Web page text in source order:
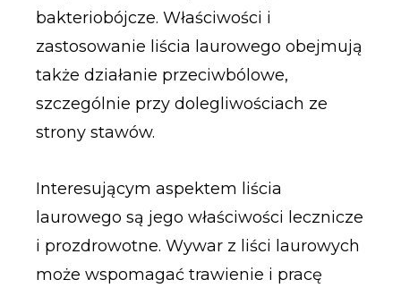
bakteriobójcze. Właściwości i
zastosowanie liścia laurowego obejmują
także działanie przeciwbólowe,
szczególnie przy dolegliwościach ze
strony stawów.
Interesującym aspektem liścia
laurowego są jego właściwości lecznicze
i prozdrowotne. Wywar z liści laurowych
może wspomagać trawienie i pracę